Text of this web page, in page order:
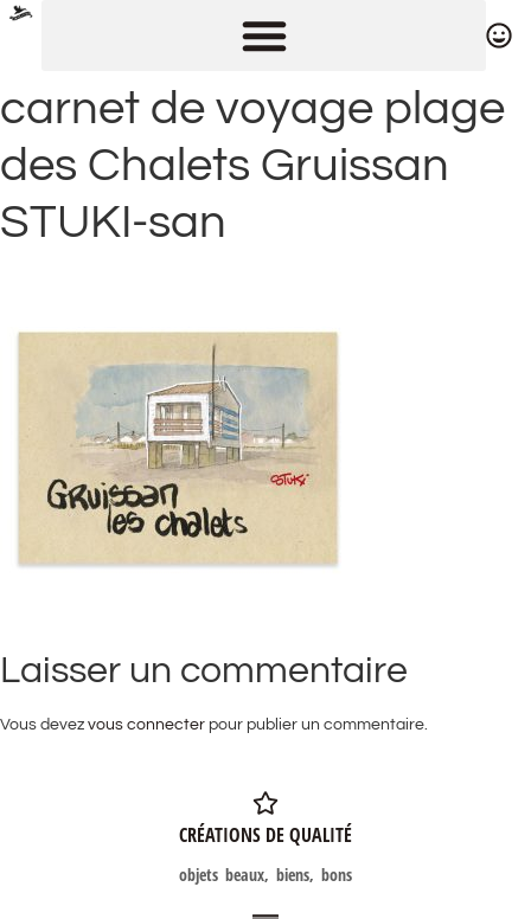
carnet de voyage plage
des Chalets Gruissan
STUKI-san
Laisser un commentaire
Vous devez vous connecter pour publier un commentaire.
CRÉATIONS DE QUALITÉ
objets beaux, biens, bons